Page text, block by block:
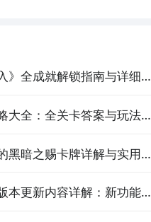
》全成就解锁指南与详细获
大全：全关卡答案与玩法详
黑暗之赐卡牌详解与实用玩
本更新内容详解：新功能、